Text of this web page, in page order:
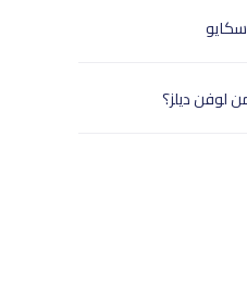
سكايو
فوري وتغطية واسعة في أكثر من 200 دولة، مع خيارات
بتجربة سفر أسهل
لوفن ديلز؟